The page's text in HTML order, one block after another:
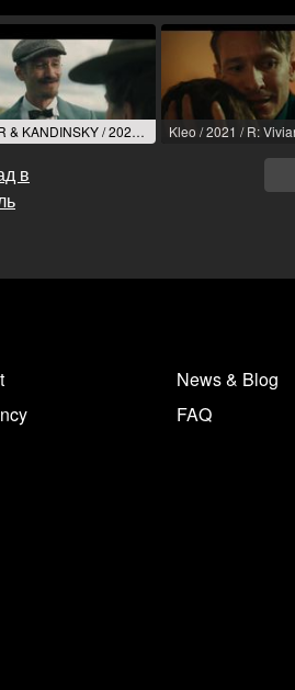
MÜNTER & KANDINSKY / 2023 / роль: Wassily Kandinsky / R: Marcus O. Rosenmüller
в
News & Blog
FAQ